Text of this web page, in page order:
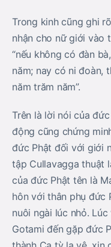
Trong kinh cũng ghi
nhận cho nữ giới vào
“nếu không có đàn
năm; nay có ni đoàn,
năm trăm năm”.
Trên là lời nói của
động cũng chứng
đức Phật đối với giới
tập Cullavagga thuật
của đức Phật tên là
hôn với thân phụ đức
nuôi ngài lúc nhỏ.
Gotami đến gặp đức